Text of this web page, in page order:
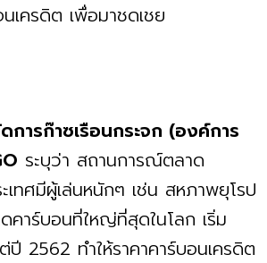
เครดิต เพื่อมาชดเชย
การก๊าซเรือนกระจก (องค์การ
ระบุว่า สถานการณ์ตลาด
เทศมีผู้เล่นหนักๆ เช่น สหภาพยุโรป
คาร์บอนที่ใหญ่ที่สุดในโลก เริ่ม
ปี 2562 ทำให้ราคาคาร์บอนเครดิต